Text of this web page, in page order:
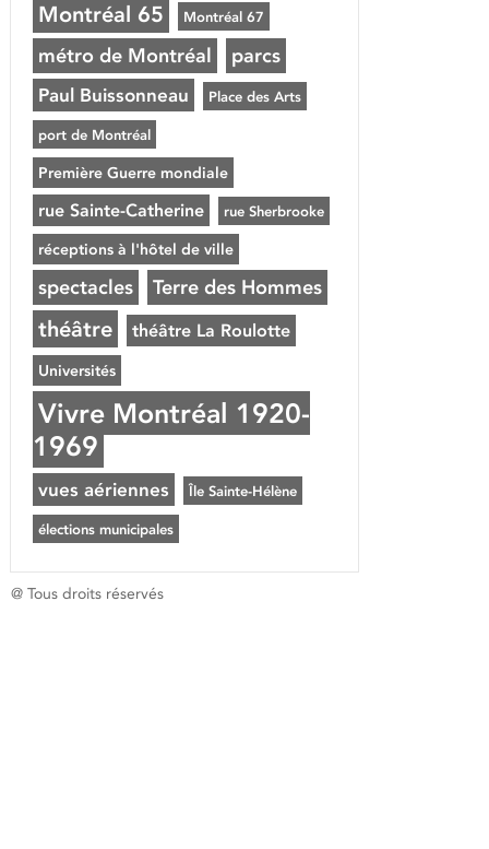
Montréal 65 Montréal 67
métro de Montréal parcs
Paul Buissonneau Place des Arts
port de Montréal
Première Guerre mondiale
rue Sainte-Catherine rue Sherbrooke
réceptions à l'hôtel de ville
spectacles Terre des Hommes
théâtre théâtre La Roulotte
Universités
Vivre Montréal 1920-
1969
vues aériennes Île Sainte-Hélène
élections municipales
@ Tous droits réservés